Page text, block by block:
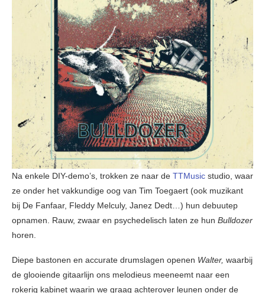
Na enkele DIY-demo’s, trokken ze naar de TTMusic studio, waar
ze onder het vakkundige oog van Tim Toegaert (ook muzikant
bij De Fanfaar, Fleddy Melculy, Janez Dedt…) hun debuutep
opnamen. Rauw, zwaar en psychedelisch laten ze hun Bulldozer
horen.
Diepe bastonen en accurate drumslagen openen Walter, waarbij
de glooiende gitaarlijn ons melodieus meeneemt naar een
rokerig kabinet waarin we graag achterover leunen onder de